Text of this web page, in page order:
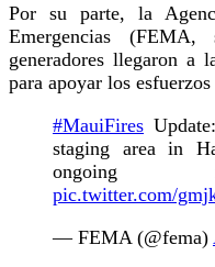
Por su parte, la
Emergencias
generadores llegaron a
para apoyar los esfuerzos
#MauiFires
staging area in
ongoing
pic.twitter.com/
— FEMA (@fema)